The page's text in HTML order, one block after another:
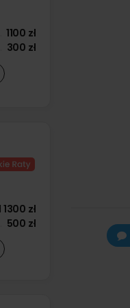
1100 zł
300 zł
1300 zł
500 zł